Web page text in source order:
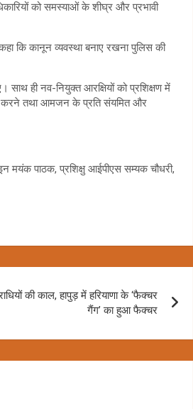
को समस्याओं के शीघ्र और प्रभावी
कि कानून व्यवस्था बनाए रखना पुलिस की
साथ ही नव-नियुक्त आरक्षियों को प्रशिक्षण में
करने तथा आमजन के प्रति संयमित और
मयंक पाठक, प्रशिक्षु आईपीएस सम्यक चौधरी,
की काल, हापुड़ में हरियाणा के ‘फैक्चर
गैंग’ का हुआ फैक्चर